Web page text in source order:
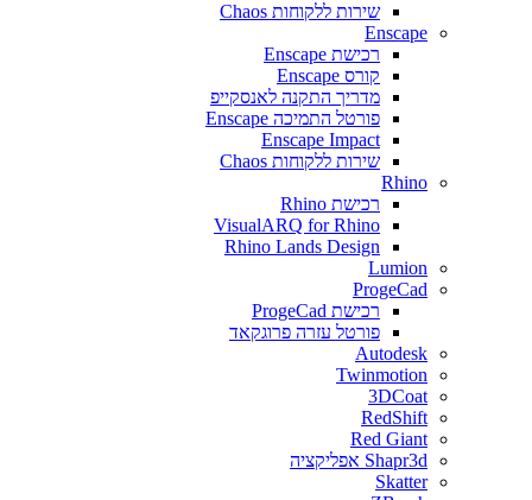
שירות ללקוחות Chaos
Enscape
רכישת Enscape
קורס Enscape
מדריך התקנה לאנסקייפ
פורטל התמיכה Enscape
Enscape Impact
שירות ללקוחות Chaos
Rhino
רכישת Rhino
VisualARQ for Rhino
Rhino Lands Design
Lumion
ProgeCad
רכישת ProgeCad
פורטל עזרה פרוגקאד
Autodesk
Twinmotion
3DCoat
RedShift
Red Giant
Shapr3d אפליקציה
Skatter